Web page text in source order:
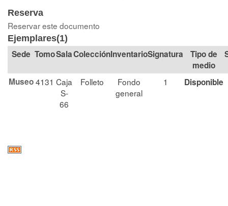
Reserva
Reservar este documento
Ejemplares(1)
TomoSalaColección Signatura
Tipo de
medio
Museo4131 Caja
S-
66
Folleto
Fondo
general
1 Disponible